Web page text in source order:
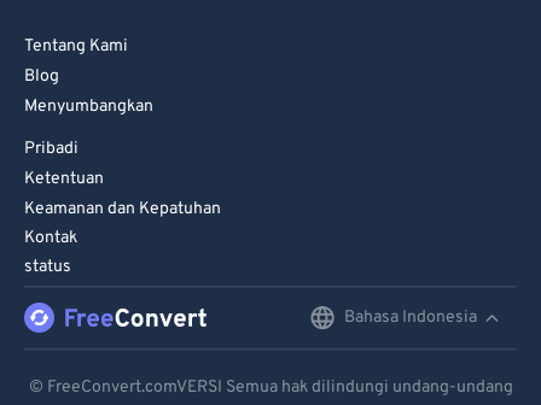
Tentang Kami
Blog
Menyumbangkan
Pribadi
Ketentuan
Keamanan dan Kepatuhan
Kontak
status
Bahasa Indonesia
© FreeConvert.comVERSI Semua hak dilindungi undang-undang